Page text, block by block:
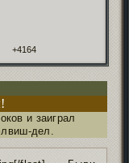
+4164
и заиграл
дел.